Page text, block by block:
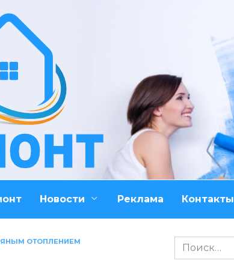
Новости Реклама Контакты
ОТОПЛЕНИЕМ
Search
for: